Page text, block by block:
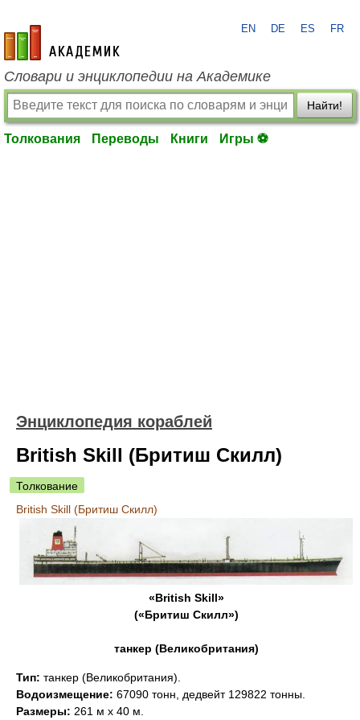
academic.ru
EN DE ES FR
Словари и энциклопедии на Академике
Найти!
Толкования Переводы Книги Игры ⚽
Энциклопедия кораблей
British Skill (Бритиш Скилл)
Толкование
British Skill (Бритиш Скилл)
«British Skill»
(«Бритиш Скилл»)
танкер (Великобритания)
Тип: танкер (Великобритания).
Водоизмещение: 67090 тонн, дедвейт 129822 тонны.
Размеры: 261 м х 40 м.